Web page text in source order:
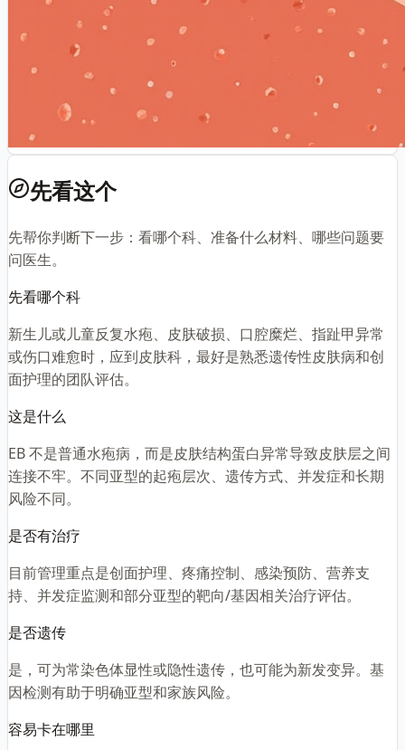
先看这个
先帮你判断下一步：看哪个科、准备什么材料、哪些问题要
问医生。
先看哪个科
新生儿或儿童反复水疱、皮肤破损、口腔糜烂、指趾甲异常
或伤口难愈时，应到皮肤科，最好是熟悉遗传性皮肤病和创
面护理的团队评估。
这是什么
EB 不是普通水疱病，而是皮肤结构蛋白异常导致皮肤层之间
连接不牢。不同亚型的起疱层次、遗传方式、并发症和长期
风险不同。
是否有治疗
目前管理重点是创面护理、疼痛控制、感染预防、营养支
持、并发症监测和部分亚型的靶向/基因相关治疗评估。
是否遗传
是，可为常染色体显性或隐性遗传，也可能为新发变异。基
因检测有助于明确亚型和家族风险。
容易卡在哪里